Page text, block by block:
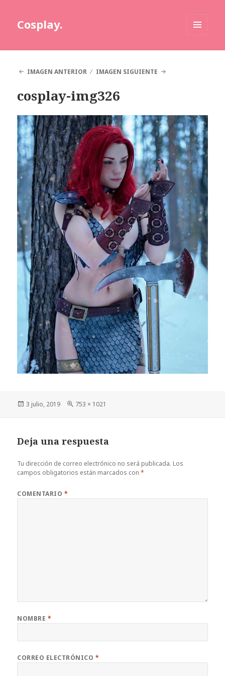
Cosplay.
IMAGEN ANTERIOR
IMAGEN SIGUIENTE
cosplay-img326
Publicado
3 julio, 2019
Tamaño
753 × 1021
Deja una respuesta
Tu dirección de correo electrónico no será publicada. Los
campos obligatorios están marcados con*
COMENTARIO *
NOMBRE *
CORREO ELECTRÓNICO *